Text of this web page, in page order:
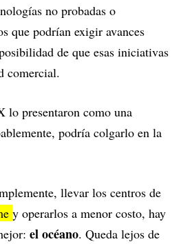
no probadas o
que podrían exigir avances
de que esas iniciativas
comercial.
lo presentaron como una
podría colgarlo en la
llevar los centros de
y operarlos a menor costo, hay
el océano. Queda lejos de